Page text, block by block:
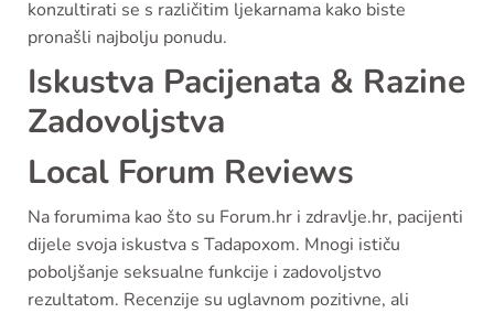
konzultirati se s različitim ljekarnama kako biste
pronašli najbolju ponudu.
Iskustva Pacijenata & Razine
Zadovoljstva
Local Forum Reviews
Na forumima kao što su Forum.hr i zdravlje.hr, pacijenti
dijele svoja iskustva s Tadapoxom. Mnogi ističu
poboljšanje seksualne funkcije i zadovoljstvo
rezultatom. Recenzije su uglavnom pozitivne, ali